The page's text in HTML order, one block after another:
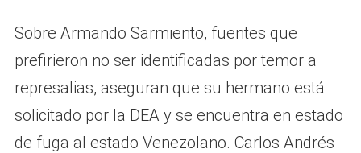
Sobre Armando Sarmiento, fuentes que
prefirieron no ser identificadas por temor a
represalias, aseguran que su hermano está
solicitado por la DEA y se encuentra en estado
de fuga al estado Venezolano. Carlos Andrés